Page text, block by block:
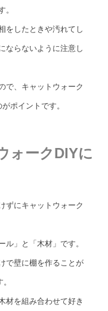
。
をしたときや汚れてし
ならないように注意し
で、キャットウォーク
ポイントです。
ォークDIYに
ずにキャットウォーク
ル」と「木材」です。
で壁に棚を作ることが
材を組み合わせて好き